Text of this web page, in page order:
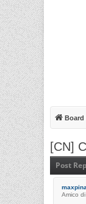
Board
[CN]
Post
maxpina
Amico